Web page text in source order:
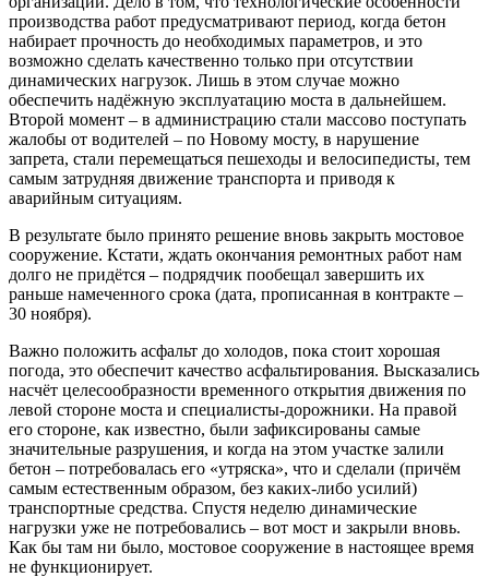
производства работ предусматривают период, когда бетон
набирает прочность до необходимых параметров, и это
возможно сделать качественно только при отсутствии
динамических нагрузок. Лишь в этом случае можно
обеспечить надёжную эксплуатацию моста в дальнейшем.
Второй момент – в администрацию стали массово поступать
жалобы от водителей – по Новому мосту, в нарушение
запрета, стали перемещаться пешеходы и велосипедисты, тем
самым затрудняя движение транспорта и приводя к
аварийным ситуациям.
В результате было принято решение вновь закрыть мостовое
сооружение. Кстати, ждать окончания ремонтных работ нам
долго не придётся – подрядчик пообещал завершить их
раньше намеченного срока (дата, прописанная в контракте –
30 ноября).
Важно положить асфальт до холодов, пока стоит хорошая
погода, это обеспечит качество асфальтирования. Высказались
насчёт целесообразности временного открытия движения по
левой стороне моста и специалисты-дорожники. На правой
его стороне, как известно, были зафиксированы самые
значительные разрушения, и когда на этом участке залили
бетон – потребовалась его «утряска», что и сделали (причём
самым естественным образом, без каких-либо усилий)
транспортные средства. Спустя неделю динамические
нагрузки уже не потребовались – вот мост и закрыли вновь.
Как бы там ни было, мостовое сооружение в настоящее время
не функционирует.